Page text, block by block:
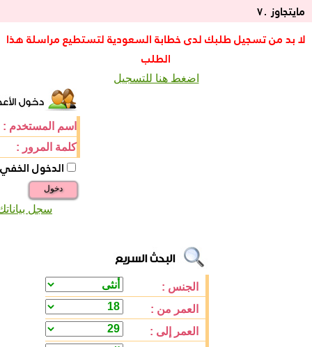
مايتجاوز ٧٠
لا بد من تسجيل طلبك لدى خطابة السعودية لتستطيع مراسلة هذا
الطلب
اضغط هنا للتسجيل
اسم المستخدم :
كلمة المرور :
الدخول الخفي
دخول
سجل
الجنس :
العمر من :
العمر إلى :